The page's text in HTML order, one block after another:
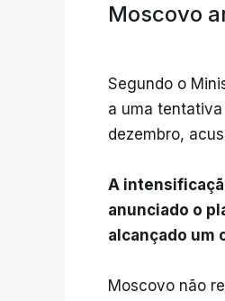
Moscovo
Segundo o
a uma
dezembro,
A
anunciado o
alcançado um
Moscovo não